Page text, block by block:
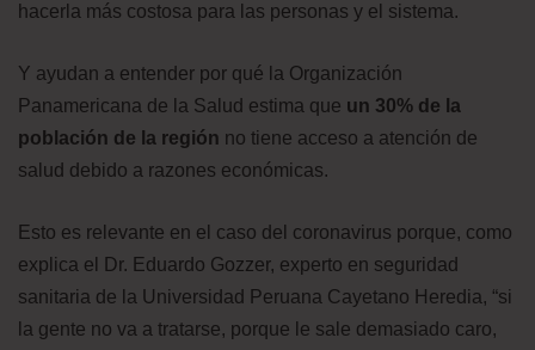
hacerla más costosa para las personas y el sistema.
Y ayudan a entender por qué la Organización
Panamericana de la Salud estima que un 30% de la
población de la región no tiene acceso a atención de
salud debido a razones económicas.
Esto es relevante en el caso del coronavirus porque, como
explica el Dr. Eduardo Gozzer, experto en seguridad
sanitaria de la Universidad Peruana Cayetano Heredia, “si
la gente no va a tratarse, porque le sale demasiado caro,